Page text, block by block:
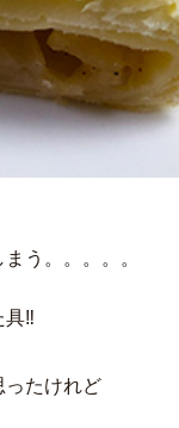
う。。。。。
具‼︎
ったけれど